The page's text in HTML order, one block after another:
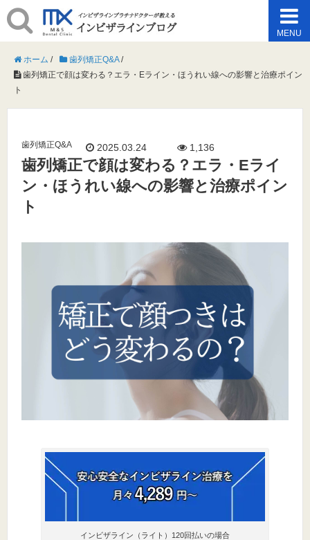
MENU
ホーム / 歯列矯正Q&A/
歯列矯正で顔は変わる？エラ・Eライン・ほうれい線への影響と治療ポイン
ト
歯列矯正Q&A 2025.03.24 1,136
歯列矯正で顔は変わる？エラ・Eライ
ン・ほうれい線への影響と治療ポイン
ト
インビザライン（ライト）120回払いの場合